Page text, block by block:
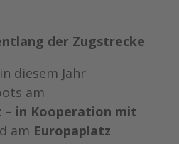
der Zugstrecke
diesem Jahr
am
– in Kooperation mit
am Europaplatz